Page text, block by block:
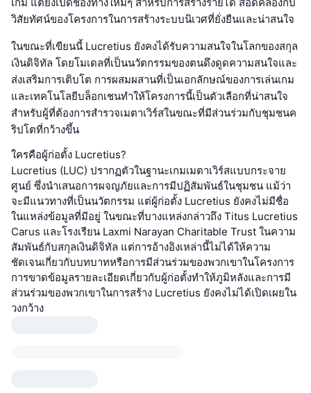
วิสัยทัศน์ของโครงการในการสร้างระบบนิเวศที่ยั่งยืนและน่าสนใจ
ในขณะที่เขียนนี้ Lucretius ยังคงได้รับความสนใจในโลกของสกุล
เงินดิจิทัล โดยโมเดลที่เป็นนวัตกรรมของตนดึงดูดความสนใจและ
ส่งเสริมการเติบโต การผสมผสานที่เป็นเอกลักษณ์ของการเล่นเกม
และเทคโนโลยีบล็อกเชนทำให้โครงการนี้เป็นตัวเลือกที่น่าสนใจ
สำหรับผู้ที่ต้องการสำรวจเมตาเวิร์สในขณะที่มีส่วนร่วมกับชุมชนค
ริปโตที่กว้างขึ้น
ใครคือผู้ก่อตั้ง Lucretius?
Lucretius (LUC) ปรากฏตัวในฐานะเกมเมตาเวิร์สแบบกระจาย
ศูนย์ ซึ่งนำเสนอการผจญภัยและการมีปฏิสัมพันธ์ในชุมชน แม้ว่า
จะมีแนวทางที่เป็นนวัตกรรม แต่ผู้ก่อตั้ง Lucretius ยังคงไม่มีชื่อ
ในแหล่งข้อมูลที่มีอยู่ ในขณะที่บางแหล่งกล่าวถึง Titus Lucretius
Carus และโรงเรียน Laxmi Narayan Charitable Trust ในความ
สัมพันธ์กับสกุลเงินดิจิทัล แต่การอ้างอิงเหล่านี้ไม่ได้ให้ความ
ชัดเจนเกี่ยวกับบทบาทหรือการมีส่วนร่วมของพวกเขาในโครงการ
การขาดข้อมูลรายละเอียดเกี่ยวกับผู้ก่อตั้งทำให้ภูมิหลังและการมี
ส่วนร่วมของพวกเขาในการสร้าง Lucretius ยังคงไม่ได้เปิดเผยใน
วงกว้าง